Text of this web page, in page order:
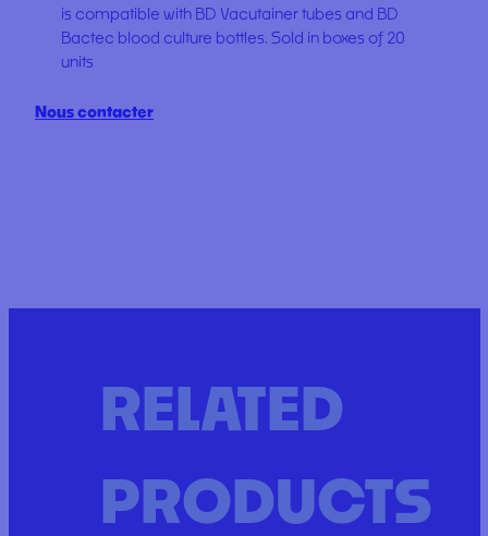
is compatible with BD Vacutainer tubes and BD
Bactec blood culture bottles. Sold in boxes of 20
units
Nous contacter
RELATED
PRODUCTS